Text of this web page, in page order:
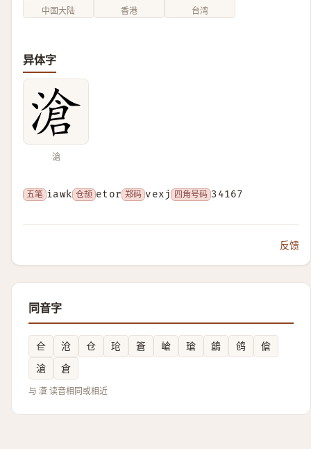
中国大陆 香港 台湾
异体字
滄
五笔 iawk 仓颉 etor 郑码 vexj 四角号码 34167
反馈
同音字
仺 沧 仓 玱 篬 嵢 瑲 鶬 鸧
傖
滄
倉
与 濸 读音相同或相近